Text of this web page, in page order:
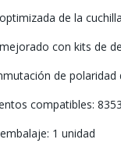
de la
con kits de
de
compatibles:
1 unidad